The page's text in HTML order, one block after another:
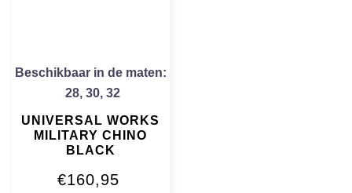
Beschikbaar in de maten:
28, 30, 32
UNIVERSAL WORKS
MILITARY CHINO
BLACK
€160,95